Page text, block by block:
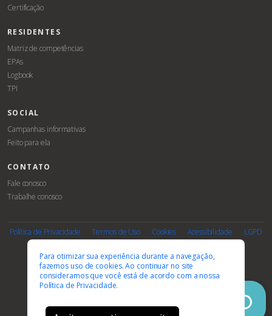
Certificação
RESIDENTES
Matriz de competências
EPAs
Logbook
TPI
SOCIAL
Campanhas informativas
Feito para ela
CONTATO
Fale conosco
Trabalhe conosco
Política de Privacidade Termos de Uso Cookies Acessibilidade LGPD
PARCEIROS E AFILIAÇÕES
Para otimizar sua experiência durante a navegação,
fazemos uso de cookies. Ao continuar no site
consideramos que você está de acordo com a nossa
Política de Privacidade.